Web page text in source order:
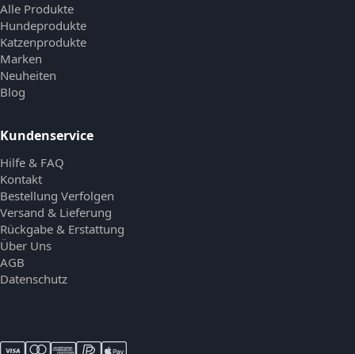
Alle Produkte
Hundeprodukte
Katzenprodukte
Marken
Neuheiten
Blog
Kundenservice
Hilfe & FAQ
Kontakt
Bestellung Verfolgen
Versand & Lieferung
Rückgabe & Erstattung
Über Uns
AGB
Datenschutz